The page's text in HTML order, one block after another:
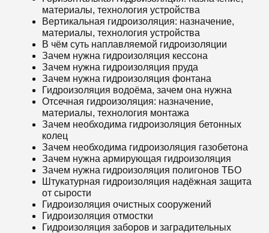
материалы, технология устройства
Вертикальная гидроизоляция: назначение,
материалы, технология устройства
В чём суть наплавляемой гидроизоляции
Зачем нужна гидроизоляция кессона
Зачем нужна гидроизоляция пруда
Зачем нужна гидроизоляция фонтана
Гидроизоляция водоёма, зачем она нужна
Отсечная гидроизоляция: назначение,
материалы, технология монтажа
Зачем необходима гидроизоляция бетонных
колец
Зачем необходима гидроизоляция газобетона
Зачем нужна армирующая гидроизоляция
Зачем нужна гидроизоляция полигонов ТБО
Штукатурная гидроизоляция надёжная защита
от сырости
Гидроизоляция очистных сооружений
Гидроизоляция отмостки
Гидроизоляция заборов и заградительных